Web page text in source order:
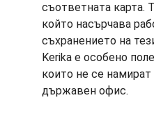
съответната карта.
който насърчава
съхранението на
Kerika е особено
които не се
държавен офис.